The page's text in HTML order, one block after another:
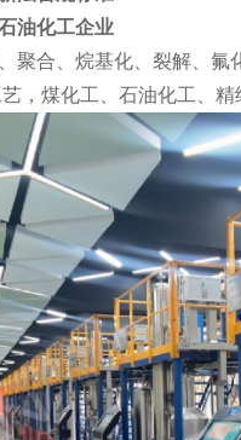
油化工企业
聚合、烷基化、裂解、
，煤化工、石油化工、精